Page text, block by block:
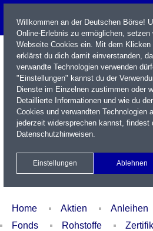
Name / WKN / ISIN / Kürzel
Xetra Realtime
Watchlist
Home Aktien Anleihen
Fonds
Rohstoffe
Willkommen an der Deutschen Börse!
Online-Erlebnis zu ermöglichen, setzen
Webseite Cookies ein. Mit dem
erklärst du dich damit einverstanden,
verwandte Technologien verwenden
"Einstellungen" kannst du der
Dienste im Einzelnen zustimmen oder
Detaillierte Informationen und wie du
Cookies und verwandten Technologien
jederzeit widersprechen kannst, findest
Datenschutzhinweisen.
Einstellungen Ablehnen